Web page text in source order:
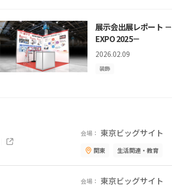
展示会出展レポート
EXPO 2025－
2026.02.09
装飾
会場： 東京ビッグサイト
関東 生活関連・教育
会場： 東京ビッグサイト